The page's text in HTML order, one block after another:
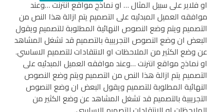
او فلاير على سبيل المثال … او نماذج مواقع انترنت …وعند
موافقه العميل المبدئيه على التصميم يتم ازالة هذا النص من
التصميم ويتم وضع النصوص النهائية المطلوبة للتصميم ويقول
البعض ان وضع النصوص التجريبية بالتصميم قد تشغل المشاهد
عن وضع الكثير من الملاحظات او الانتقادات للتصميم الاساسي.
او نماذج مواقع انترنت …وعند موافقه العميل المبدئيه على
التصميم يتم ازالة هذا النص من التصميم ويتم وضع النصوص
النهائية المطلوبة للتصميم ويقول البعض ان وضع النصوص
التجريبية بالتصميم قد تشغل المشاهد عن وضع الكثير من